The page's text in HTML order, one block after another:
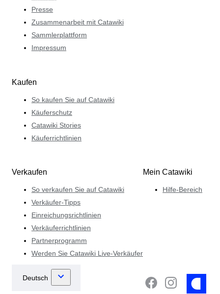
Presse
Zusammenarbeit mit Catawiki
Sammlerplattform
Impressum
Kaufen
So kaufen Sie auf Catawiki
Käuferschutz
Catawiki Stories
Käuferrichtlinien
Verkaufen
So verkaufen Sie auf Catawiki
Verkäufer-Tipps
Einreichungsrichtlinien
Verkäuferrichtlinien
Partnerprogramm
Werden Sie Catawiki Live-Verkäufer
Mein Catawiki
Hilfe-Bereich